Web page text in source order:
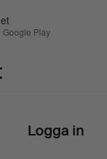
Google Play
Logga in